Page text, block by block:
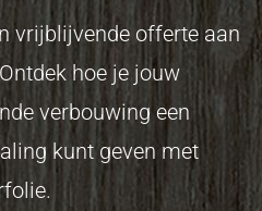
vrijblijvende offerte aan
hoe je jouw
verbouwing een
kunt geven met